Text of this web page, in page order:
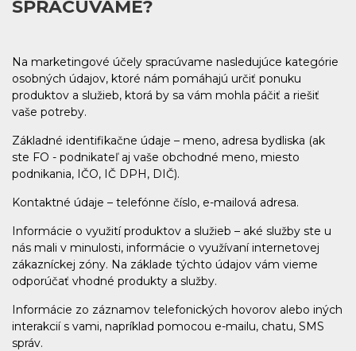
SPRACÚVAME?
Na marketingové účely spracúvame nasledujúce kategórie
osobných údajov, ktoré nám pomáhajú určiť ponuku
produktov a služieb, ktorá by sa vám mohla páčiť a riešiť
vaše potreby.
Základné identifikačne údaje – meno, adresa bydliska (ak
ste FO - podnikateľ aj vaše obchodné meno, miesto
podnikania, IČO, IČ DPH, DIČ).
Kontaktné údaje – telefónne číslo, e-mailová adresa.
Informácie o využití produktov a služieb – aké služby ste u
nás mali v minulosti, informácie o využívaní internetovej
zákazníckej zóny. Na základe týchto údajov vám vieme
odporúčať vhodné produkty a služby.
Informácie zo záznamov telefonických hovorov alebo iných
interakcií s vami, napríklad pomocou e-mailu, chatu, SMS
správ.